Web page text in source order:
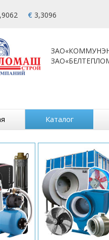
€ 3,3096
Каталог